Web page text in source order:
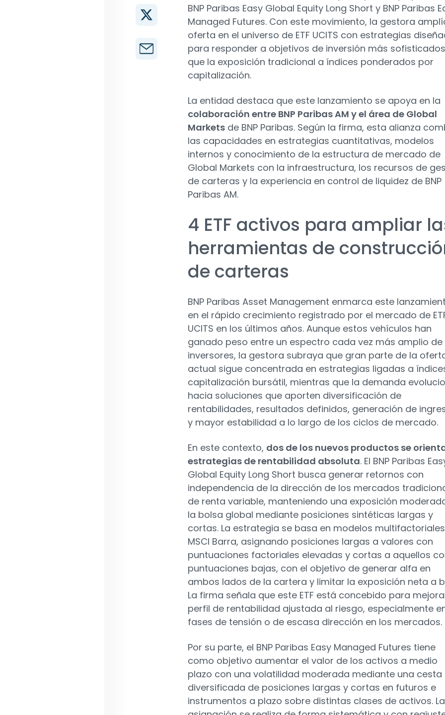
BNP Paribas Easy Global Equity Long Short y BNP Paribas
Managed Futures. Con este movimiento, la gestora
oferta en el universo de ETF UCITS con estrategias
para responder a objetivos de inversión más sofisticados
que la exposición tradicional a índices ponderados por
capitalización.
La entidad destaca que este lanzamiento se apoya en la
colaboración entre BNP Paribas AM y el área de Global
Markets de BNP Paribas. Según la firma, esta alianza
las capacidades en estrategias cuantitativas, modelos
internos y conocimiento de la estructura de mercado de
Global Markets con la infraestructura, los recursos de
de carteras y la experiencia en control de liquidez de BNP
Paribas AM.
4 ETF activos para ampliar
herramientas de
de carteras
BNP Paribas Asset Management enmarca este
en el rápido crecimiento registrado por el mercado de
UCITS en los últimos años. Aunque estos vehículos han
ganado peso entre un espectro cada vez más amplio de
inversores, la gestora subraya que gran parte de la
actual sigue concentrada en estrategias ligadas a
capitalización bursátil, mientras que la demanda
hacia soluciones que aporten diversificación de
rentabilidades, resultados definidos, generación de
y mayor estabilidad a lo largo de los ciclos de mercado.
En este contexto, dos de los nuevos productos se
estrategias de rentabilidad absoluta. El BNP Paribas
Global Equity Long Short busca generar retornos con
independencia de la dirección de los mercados
de renta variable, manteniendo una exposición
la bolsa global mediante posiciones sintéticas largas y
cortas. La estrategia se basa en modelos multifactoriales
MSCI Barra, asignando posiciones largas a valores con
puntuaciones factoriales elevadas y cortas a aquellos
puntuaciones bajas, con el objetivo de generar alfa en
ambos lados de la cartera y limitar la exposición neta a
La firma señala que este ETF está concebido para
perfil de rentabilidad ajustada al riesgo, especialmente
fases de tensión o de escasa dirección en los mercados.
Por su parte, el BNP Paribas Easy Managed Futures tiene
como objetivo aumentar el valor de los activos a medio
plazo con una volatilidad moderada mediante una cesta
diversificada de posiciones largas y cortas en futuros e
instrumentos a plazo sobre distintas clases de activos. La